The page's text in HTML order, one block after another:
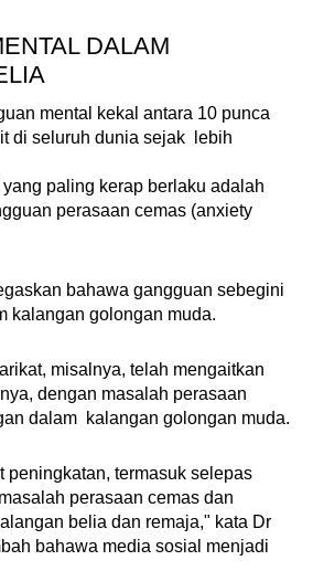
DALAM
mental kekal antara 10 punca
di seluruh dunia sejak lebih
paling kerap berlaku adalah
perasaan cemas (anxiety
bahawa gangguan sebegini
kalangan golongan muda.
misalnya, telah mengaitkan
dengan masalah perasaan
dalam kalangan golongan muda.
peningkatan, termasuk selepas
perasaan cemas dan
belia dan remaja," kata Dr
bahawa media sosial menjadi